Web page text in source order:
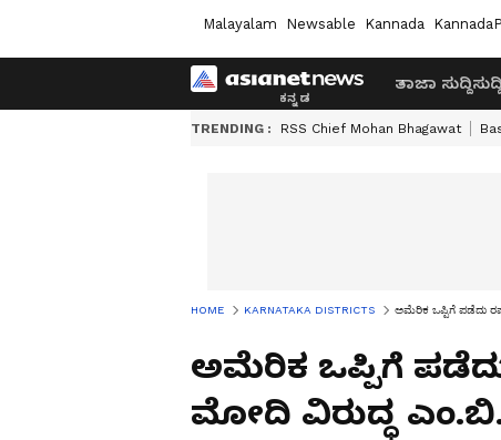
Malayalam Newsable Kannada
ತಾಜಾ ಸುದ್ದಿಸುದ್ದಿ
TRENDING : RSS Chief Mohan Bhagawat
HOME KARNATAKA DISTRICTS ಅಮೆರಿಕ ಒಪ್ಪಿಗೆ ಪಡೆದು
ಅಮೆರಿಕ ಒಪ್ಪಿಗೆ
ಮೋದಿ ವಿರುದ್ಧ